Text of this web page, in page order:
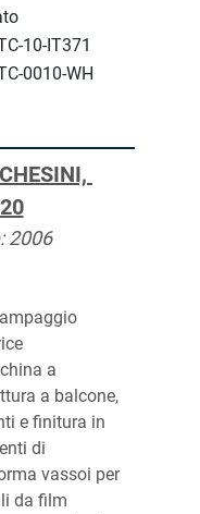
10-IT371
0010-WH
2006
a
a balcone,
e finitura in
di
vassoi per
da film